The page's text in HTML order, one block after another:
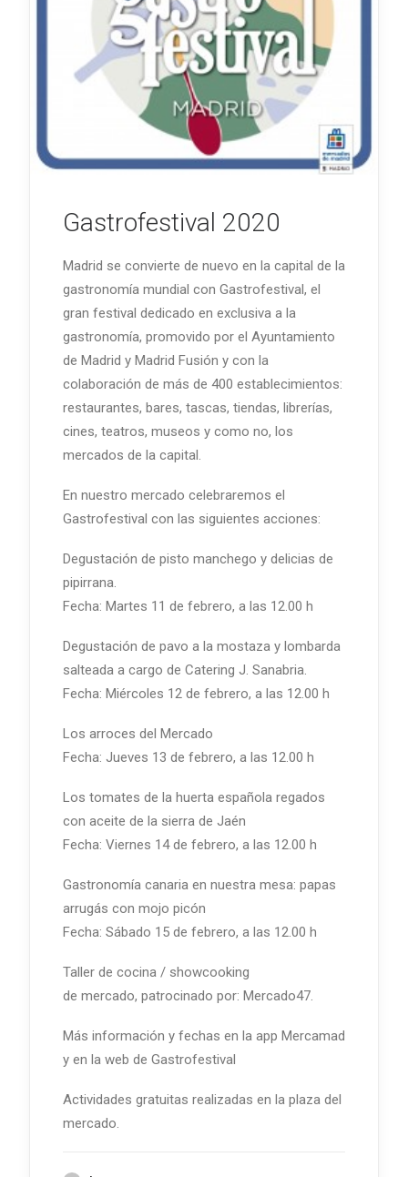
Gastrofestival 2020
Madrid se convierte de nuevo en la capital de la
gastronomía mundial con Gastrofestival, el
gran festival dedicado en exclusiva a la
gastronomía, promovido por el Ayuntamiento
de Madrid y Madrid Fusión y con la
colaboración de más de 400 establecimientos:
restaurantes, bares, tascas, tiendas, librerías,
cines, teatros, museos y como no, los
mercados de la capital.
En nuestro mercado celebraremos el
Gastrofestival con las siguientes acciones:
Degustación de pisto manchego y delicias de
pipirrana.
Fecha: Martes 11 de febrero, a las 12.00 h
Degustación de pavo a la mostaza y lombarda
salteada a cargo de Catering J. Sanabria.
Fecha: Miércoles 12 de febrero, a las 12.00 h
Los arroces del Mercado
Fecha: Jueves 13 de febrero, a las 12.00 h
Los tomates de la huerta española regados
con aceite de la sierra de Jaén
Fecha: Viernes 14 de febrero, a las 12.00 h
Gastronomía canaria en nuestra mesa: papas
arrugás con mojo picón
Fecha: Sábado 15 de febrero, a las 12.00 h
Taller de cocina / showcooking
de mercado, patrocinado por: Mercado47.
Más información y fechas en la app Mercamad
y en la web de Gastrofestival
Actividades gratuitas realizadas en la plaza del
mercado.